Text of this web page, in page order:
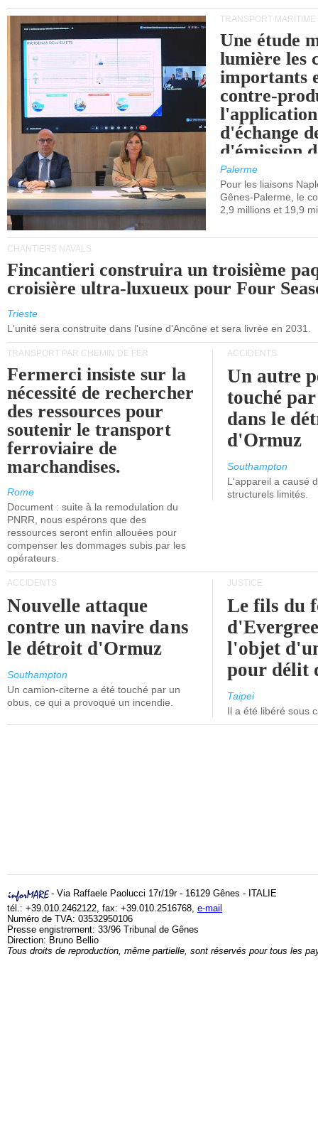
TRANSPORT MARITIME
Une étude
lumière les
importants
contre-
d'échange
d'émission
(SEQE-UE)
maritimes
occidentale.
Palerme
Pour les liaisons
Gênes-Palerme, le
2,9 millions et 19,9
CHANTIERS NAVALS
Fincantieri construira un troisième
croisière ultra-luxueux pour Four
Trieste
L'unité sera construite dans l'usine d'Ancône et sera livrée en 2031.
TRANSPORT PAR CHEMIN DE FER
Fermerci insiste sur la
nécessité de rechercher
des ressources pour
soutenir le transport
ferroviaire de
marchandises.
Rome
Document : suite à la remodulation du
PNRR, nous espérons que des
ressources seront enfin allouées pour
compenser les dommages subis par les
opérateurs.
ACCIDENTS
Un autre
touché
dans le
d'Ormuz
Southampton
L'appareil a causé
structurels limités.
ACCIDENTS
Nouvelle attaque
contre un navire dans
le détroit d'Ormuz
Southampton
Un camion-citerne a été touché par un
obus, ce qui a provoqué un incendie.
JUSTICE
Le fils du
l'objet
pour délit
Taipei
Il a été libéré sous
- Via Raffaele Paolucci 17r/19r - 16129 Gênes - ITALIE
tél.: +39.010.2462122, fax: +39.010.2516768, e-mail
Numéro de TVA: 03532950106
Presse engistrement: 33/96 Tribunal de Gênes
Direction: Bruno Bellio
Tous droits de reproduction, même partielle, sont réservés pour tous les